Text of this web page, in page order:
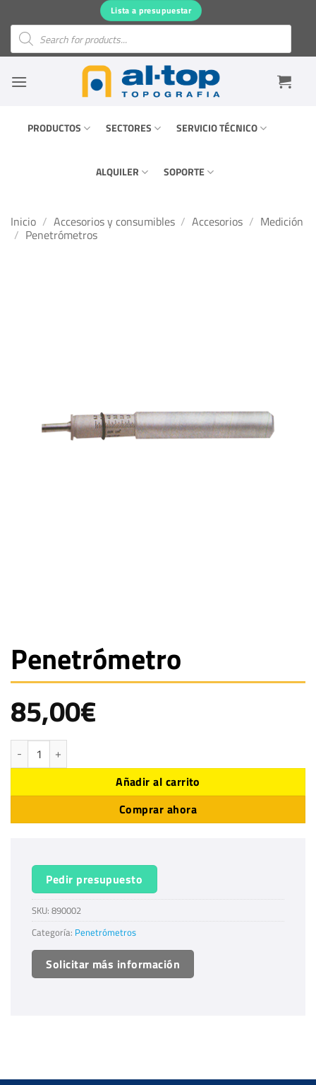
contenido
Lista a presupuestar
Búsqueda
productos
PRODUCTOS SECTORES SERVICIO TÉCNICO
ALQUILER SOPORTE
Inicio / Accesorios y consumibles / Accesorios / Medición
/ Penetrómetros
Penetrómetro
85,00€
Penetrómetro cantidad
Añadir al carrito
Comprar ahora
Pedir presupuesto
SKU: 890002
Categoría: Penetrómetros
Solicitar más información